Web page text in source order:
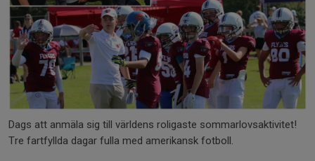
Dags att anmäla sig till världens roligaste sommarlovsaktivitet!
Tre fartfyllda dagar fulla med amerikansk fotboll.